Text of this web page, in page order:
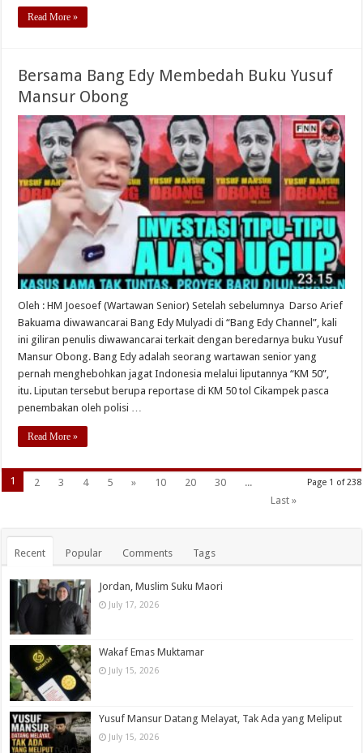
Read More »
Bersama Bang Edy Membedah Buku Yusuf
Mansur Obong
Oleh : HM Joesoef (Wartawan Senior) Setelah sebelumnya Darso Arief
Bakuama diwawancarai Bang Edy Mulyadi di “Bang Edy Channel”, kali
ini giliran penulis diwawancarai terkait dengan beredarnya buku Yusuf
Mansur Obong. Bang Edy adalah seorang wartawan senior yang
pernah menghebohkan jagat Indonesia melalui liputannya “KM 50”,
itu. Liputan tersebut berupa reportase di KM 50 tol Cikampek pasca
penembakan oleh polisi …
Read More »
Page 1 of 238
1 2 3 4 5 » 10 20 30
...
Last »
Recent Popular Comments Tags
Jordan, Muslim Suku Maori
July 17, 2026
Wakaf Emas Muktamar
July 15, 2026
Yusuf Mansur Datang Melayat, Tak Ada yang Meliput
July 15, 2026